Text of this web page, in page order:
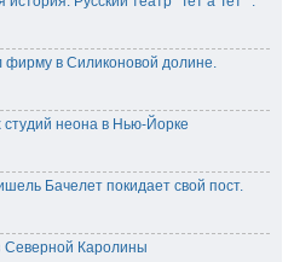
фирму в Силиконовой долине.
неона в Нью-Йорке
Бачелет покидает свой пост.
Северной Каролины